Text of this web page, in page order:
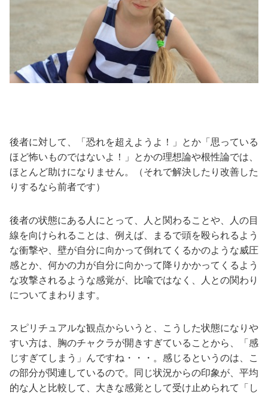
後者に対して、「恐れを超えようよ！」とか「思っている
ほど怖いものではないよ！」とかの理想論や根性論では、
ほとんど助けになりません。（それで解決したり改善した
りするなら前者です）
後者の状態にある人にとって、人と関わることや、人の目
線を向けられることは、例えば、まるで頭を殴られるよう
な衝撃や、壁が自分に向かって倒れてくるかのような威圧
感とか、何かの力が自分に向かって降りかかってくるよう
な攻撃されるような感覚が、比喩ではなく、人との関わり
についてまわります。
スピリチュアルな観点からいうと、こうした状態になりや
すい方は、胸のチャクラが開きすぎていることから、「感
じすぎてしまう」んですね・・・。感じるというのは、こ
の部分が関連しているので。同じ状況からの印象が、平均
的な人と比較して、大きな感覚として受け止められて「し